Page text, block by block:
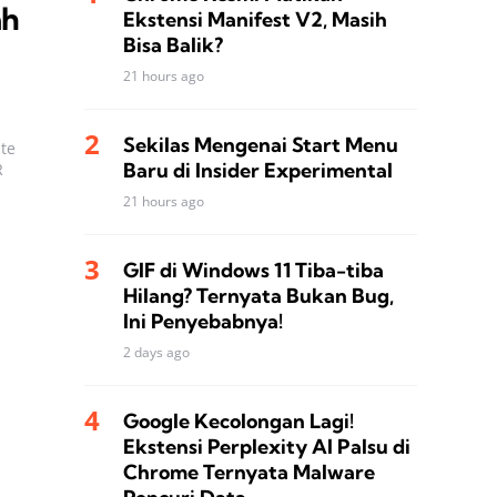
Ekstensi Manifest V2, Masih
Bisa Balik?
21 hours ago
Sekilas Mengenai Start Menu
Baru di Insider Experimental
21 hours ago
GIF di Windows 11 Tiba-tiba
Hilang? Ternyata Bukan Bug,
Ini Penyebabnya!
2 days ago
Google Kecolongan Lagi!
Ekstensi Perplexity AI Palsu di
Chrome Ternyata Malware